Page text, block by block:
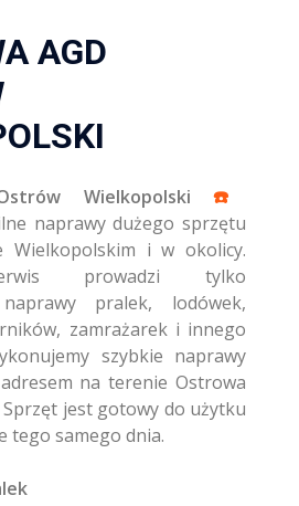
AGD
Wielkopolski ☎️️
naprawy dużego sprzętu
Wielkopolskim i w okolicy.
prowadzi tylko
pralek, lodówek,
zamrażarek i innego
szybkie naprawy
na terenie Ostrowa
jest gotowy do użytku
tego samego dnia.